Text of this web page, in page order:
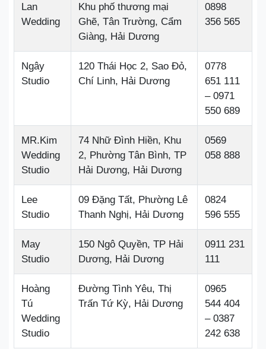
Lan
Wedding
Khu phố thương mại
Ghẽ, Tân Trường, Cẩm
Giàng, Hải Dương
0898
356 565
Ngây
Studio
120 Thái Học 2, Sao Đỏ,
Chí Linh, Hải Dương
0778
651 111
– 0971
550 689
MR.Kim
Wedding
Studio
74 Nhữ Đình Hiền, Khu
2, Phường Tân Bình, TP
Hải Dương, Hải Dương
0569
058 888
Lee
Studio
09 Đặng Tất, Phường Lê
Thanh Nghị, Hải Dương
0824
596 555
May
Studio
150 Ngô Quyền, TP Hải
Dương, Hải Dương
0911 231
111
Hoàng
Tú
Wedding
Studio
Đường Tình Yêu, Thị
Trấn Tứ Kỳ, Hải Dương
0965
544 404
– 0387
242 638